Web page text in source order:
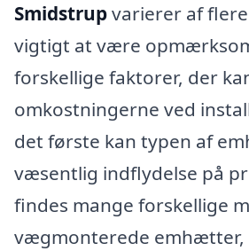
Smidstrupvarierer af
vigtigt at være
forskellige faktorer, der
omkostningerne ved
det første kan typen af
væsentlig indflydelse på
findes mange forskellige
vægmonterede emhætter,